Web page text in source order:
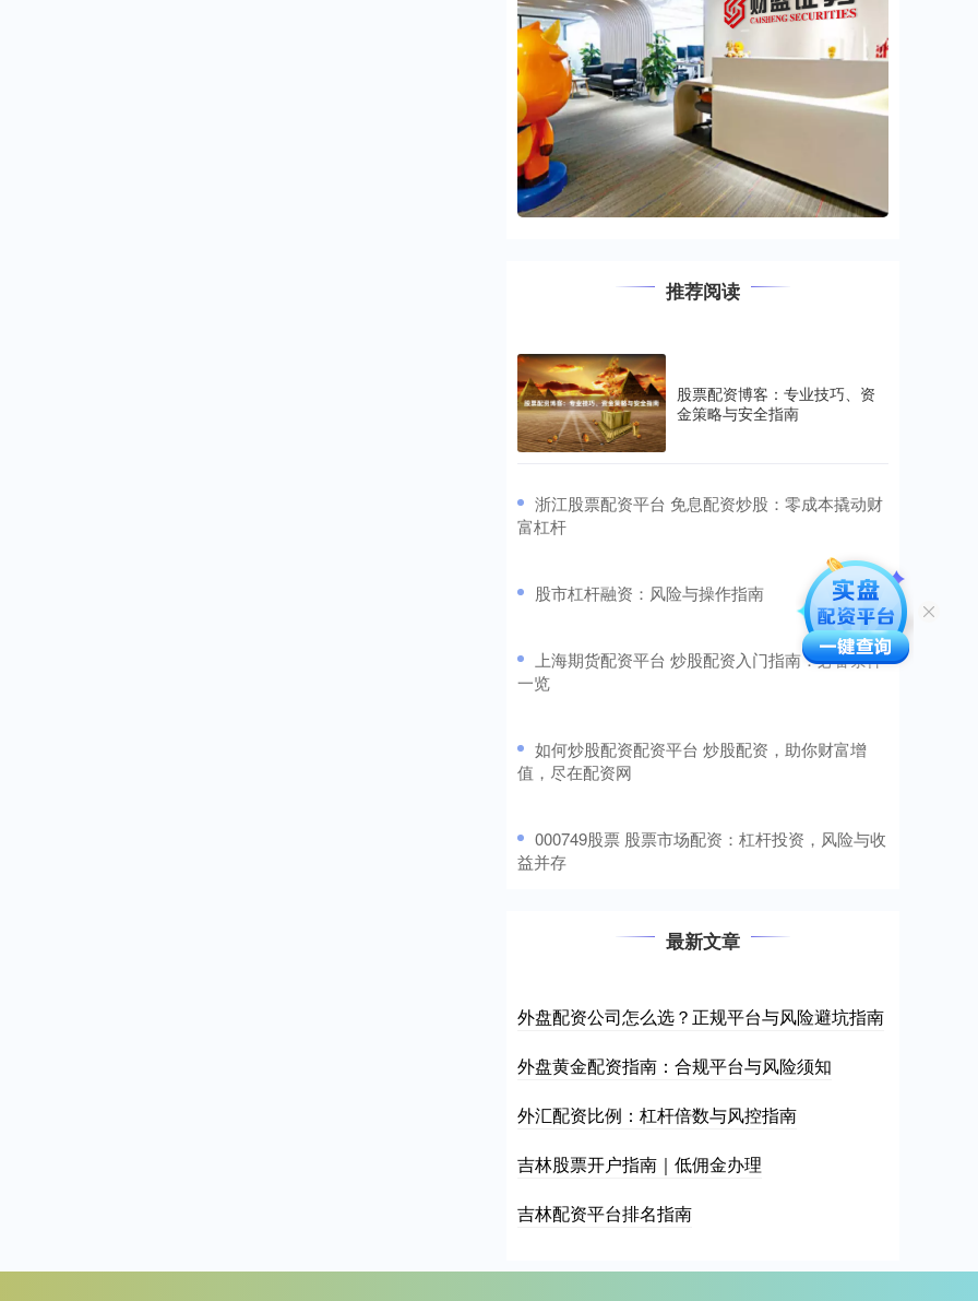
推荐阅读
股票配资博客：专业技巧、资
金策略与安全指南
​浙江股票配资平台 免息配资炒股：零成本撬动财
富杠杆
​股市杠杆融资：风险与操作指南
​上海期货配资平台 炒股配资入门指南：必备条件
一览
​如何炒股配资配资平台 炒股配资，助你财富增
值，尽在配资网
​000749股票 股票市场配资：杠杆投资，风险与收
益并存
最新文章
外盘配资公司怎么选？正规平台与风险避坑指南
外盘黄金配资指南：合规平台与风险须知
外汇配资比例：杠杆倍数与风控指南
吉林股票开户指南｜低佣金办理
吉林配资平台排名指南